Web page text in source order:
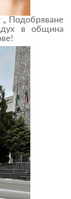
Подобряване
в община